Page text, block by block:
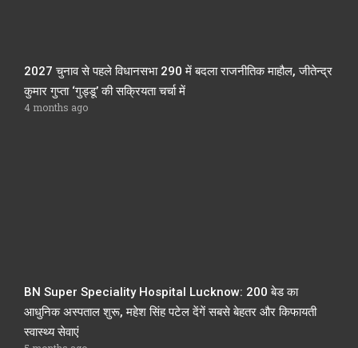
2027 चुनाव से पहले विधानसभा 290 में बदला राजनीतिक माहौल, जीतेन्द्र
कुमार गुप्ता ‘गुड्डू’ की सक्रियता चर्चा में
4 months ago
BN Super Speciality Hospital Lucknow: 200 बेड का
आधुनिक अस्पताल शुरू, महेश सिंह पटेल देंगें सबसे बेहतर और किफायती
स्वास्थ्य सेवाएं